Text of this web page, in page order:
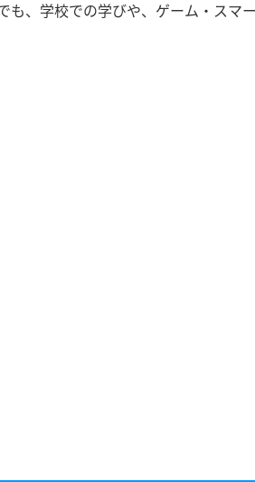
、学校での学びや、ゲーム・スマ